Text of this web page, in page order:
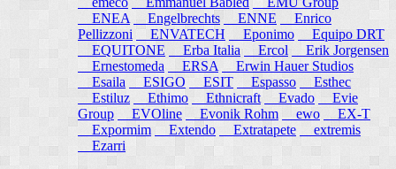
ENEA
Engelbrechts ENNE
Enrico
Pellizzoni ENVATECH Eponimo
Equipo DRT
EQUITONE
Erba Italia Ercol
Erik Jorgensen
Ernestomeda
ERSA
Erwin Hauer Studios
Esaila
ESIGO ESIT Espasso
Esthec
Estiluz
Ethimo Ethnicraft Evado
Evie
Group
EVOline Evonik Rohm ewo
EX-T
Expormim
Extendo Extratapete
extremis
Ezarri